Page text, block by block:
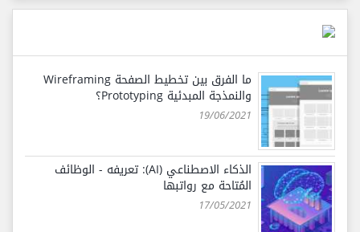
ما الفرق بين تخطيط الصفحة Wireframing
والنمذجة المبدئية Prototyping؟
19/06/2021
الذكاء الاصطناعي (AI): تعريفه - الوظائف
المُتاحة مع رواتبها
17/05/2021